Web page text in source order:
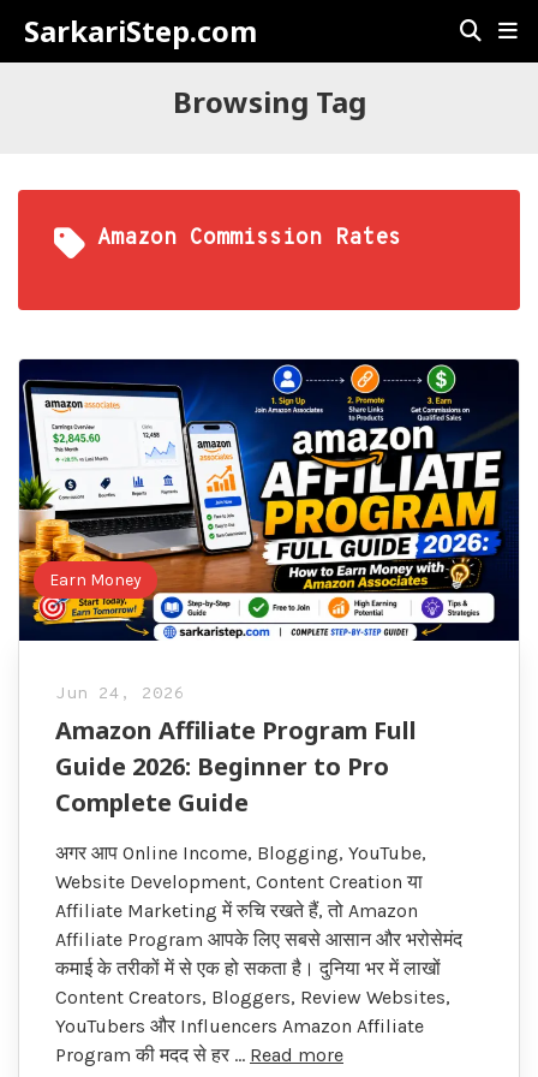
SarkariStep.com
Browsing Tag
Amazon Commission Rates
Earn Money
Jun 24, 2026
Amazon Affiliate Program Full
Guide 2026: Beginner to Pro
Complete Guide
अगर आप Online Income, Blogging, YouTube,
Website Development, Content Creation या
Affiliate Marketing में रुचि रखते हैं, तो Amazon
Affiliate Program आपके लिए सबसे आसान और भरोसेमंद
कमाई के तरीकों में से एक हो सकता है। दुनिया भर में लाखों
Content Creators, Bloggers, Review Websites,
YouTubers और Influencers Amazon Affiliate
Program की मदद से हर … Read more